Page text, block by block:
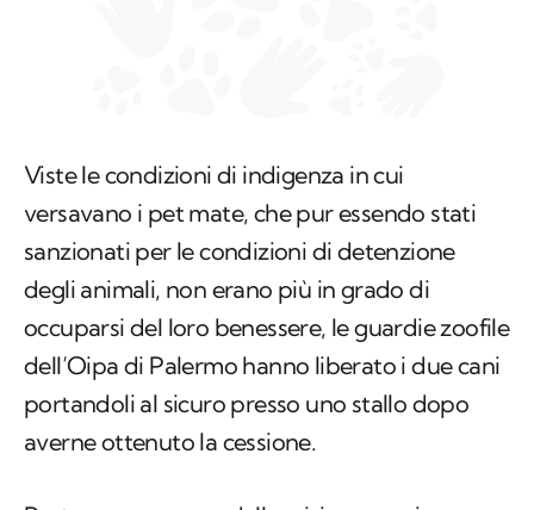
Viste le condizioni di indigenza in cui
versavano i pet mate, che pur essendo stati
sanzionati per le condizioni di detenzione
degli animali, non erano più in grado di
occuparsi del loro benessere, le guardie zoofile
dell’Oipa di Palermo hanno liberato i due cani
portandoli al sicuro presso uno stallo dopo